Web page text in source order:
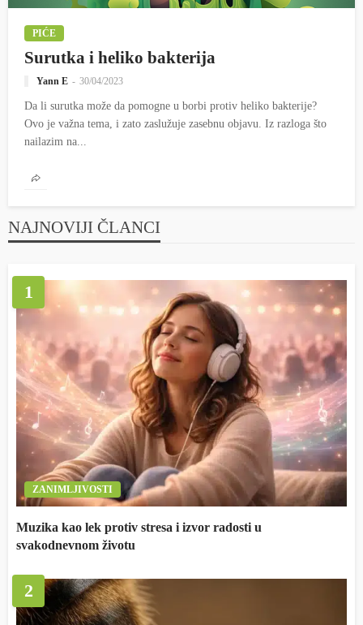
PIĆE
Surutka i heliko bakterija
Yann E 30/04/2023
Da li surutka može da pomogne u borbi protiv heliko bakterije?
Ovo je važna tema, i zato zaslužuje zasebnu objavu. Iz razloga što
nailazim na...
NAJNOVIJI ČLANCI
1
ZANIMLJIVOSTI
Muzika kao lek protiv stresa i izvor radosti u
svakodnevnom životu
2